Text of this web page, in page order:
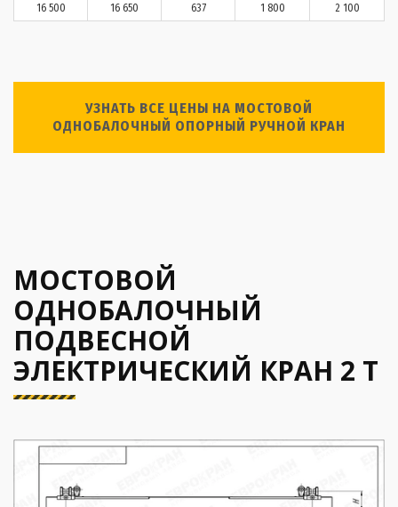
16 500 16 650 637 1 800 2 100
УЗНАТЬ ВСЕ ЦЕНЫ НА МОСТОВОЙ
ОДНОБАЛОЧНЫЙ ОПОРНЫЙ РУЧНОЙ КРАН
МОСТОВОЙ
ОДНОБАЛОЧНЫЙ
ПОДВЕСНОЙ
ЭЛЕКТРИЧЕСКИЙ КРАН 2 Т